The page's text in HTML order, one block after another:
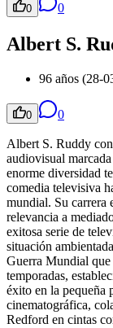
0 0
Albert S.
96 años (28-
0 0
Albert S. Ruddy
audiovisual
enorme diversidad
comedia televisiva
mundial. Su carrera
relevancia a
exitosa serie de
situación
Guerra Mundial que
temporadas,
éxito en la pequeña
cinematográfica,
Redford en cintas